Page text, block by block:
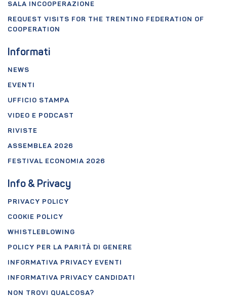
SALA INCOOPERAZIONE
REQUEST VISITS FOR THE TRENTINO FEDERATION OF
COOPERATION
Informati
NEWS
EVENTI
UFFICIO STAMPA
VIDEO E PODCAST
RIVISTE
ASSEMBLEA 2026
FESTIVAL ECONOMIA 2026
Info & Privacy
PRIVACY POLICY
COOKIE POLICY
WHISTLEBLOWING
POLICY PER LA PARITÀ DI GENERE
INFORMATIVA PRIVACY EVENTI
INFORMATIVA PRIVACY CANDIDATI
NON TROVI QUALCOSA?